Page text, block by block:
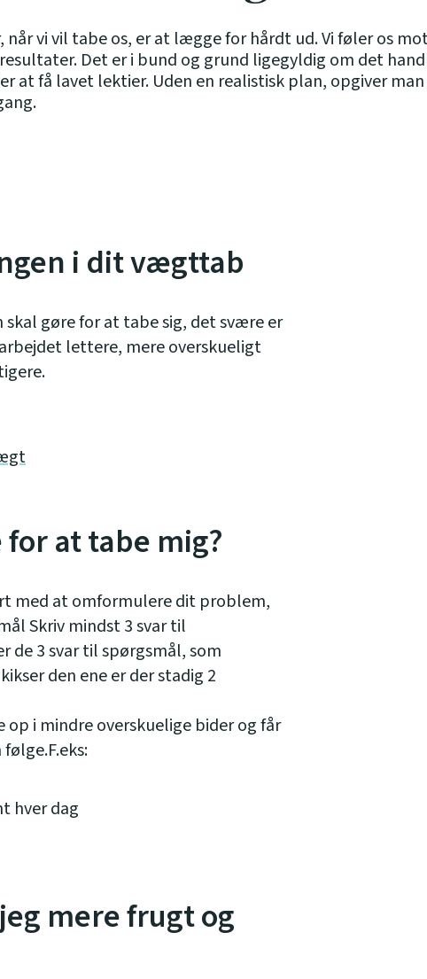
når vi vil tabe os, er at lægge for hårdt ud. Vi føler os
Det er i bund og grund ligegyldig om det
at få lavet lektier. Uden en realistisk plan, opgiver
i dit vægttab
skal gøre for at tabe sig, det svære er
lettere, mere overskueligt
at tabe mig?
med at omformulere dit problem,
Skriv mindst 3 svar til
de 3 svar til spørgsmål, som
den ene er der stadig 2
i mindre overskuelige bider og får
hver dag
mere frugt og